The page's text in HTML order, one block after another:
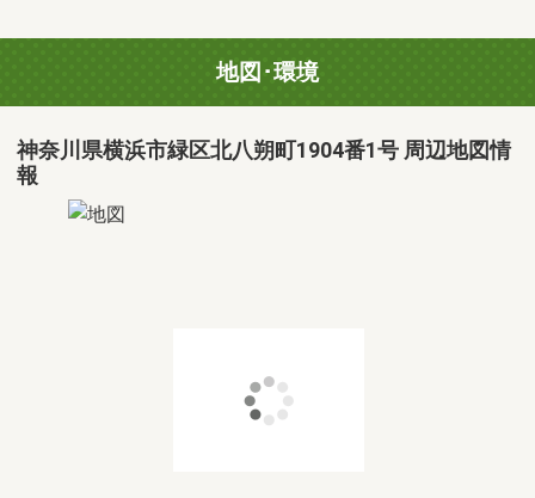
地図･環境
神奈川県横浜市緑区北八朔町1904番1号 周辺地図情
報